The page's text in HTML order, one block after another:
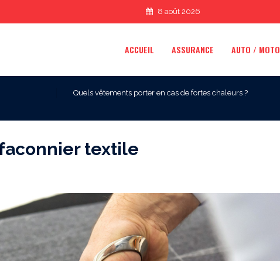
8 août 2026
ACCUEIL ASSURANCE AUTO / MOTO
Quels vêtements porter en cas de fortes chaleurs ?
textile